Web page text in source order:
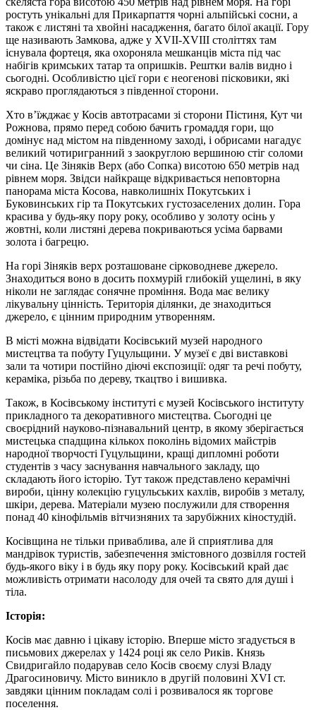
ростуть унікальні для Прикарпаття чорні альпійські сосни, а
також є листяні та хвойні насадження, багато білої акації. Гору
ще називають Замкова, адже у ХVІІ-ХVІІІ століттях там
існувала фортеця, яка охороняла мешканців міста під час
набігів кримських татар та опришків. Рештки валів видно і
сьогодні. Особливістю цієї гори є неогенові пісковики, які
яскраво проглядаються з південної сторони.
Хто в’їжджає у Косів автотрасами зі сторони Пістиня, Кут чи
Рожнова, прямо перед собою бачить громаддя гори, що
домінує над містом на південному заході, і обрисами нагадує
великий чотиригранний з заокруглою вершиною стіг соломи
чи сіна. Це Зіняків Верх (або Сопка) висотою 650 метрів над
рівнем моря. Звідси найкраще відкривається неповторна
панорама міста Косова, навколишніх Покутських і
Буковинських гір та Покутських густозаселених долин. Гора
красива у будь-яку пору року, особливо у золоту осінь у
жовтні, коли листяні дерева покриваються усіма барвами
золота і багрецю.
На горі Зіняків верх розташоване сірководневе джерело.
Знаходиться воно в досить похмурій глибокій ущелині, в яку
ніколи не заглядає сонячне проміння. Вода має велику
лікувальну цінність. Територія ділянки, де знаходиться
джерело, є цінним природним утворенням.
В місті можна відвідати Косівський музей народного
мистецтва та побуту Гуцульщини. У музеї є дві виставкові
зали та чотири постійно діючі експозиції: одяг та речі побуту,
кераміка, різьба по дереву, ткацтво і вишивка.
Також, в Косівському інституті є музей Косівського інституту
прикладного та декоративного мистецтва. Сьогодні це
своєрідний науково-пізнавальний центр, в якому зберігається
мистецька спадщина кількох поколінь відомих майстрів
народної творчості Гуцульщини, кращі дипломні роботи
студентів з часу заснування навчального закладу, що
складають його історію. Тут також представлено керамічні
вироби, цінну колекцію гуцульських кахлів, виробів з металу,
шкіри, дерева. Матеріали музею послужили для створення
понад 40 кінофільмів вітчизняних та зарубіжних кіностудій.
Косівщина не тільки приваблива, але й сприятлива для
мандрівок туристів, забезпечення змістовного дозвілля гостей
будь-якого віку і в будь яку пору року. Косівський край дає
можливість отримати насолоду для очей та свято для душі і
тіла.
Історія:
Косів має давню і цікаву історію. Вперше місто згадується в
письмових джерелах у 1424 році як село Риків. Князь
Свидригайло подарував село Косів своєму слузі Владу
Драгосиновичу. Місто виникло в другій половині XVI ст.
завдяки цінним покладам солі і розвивалося як торгове
поселення.